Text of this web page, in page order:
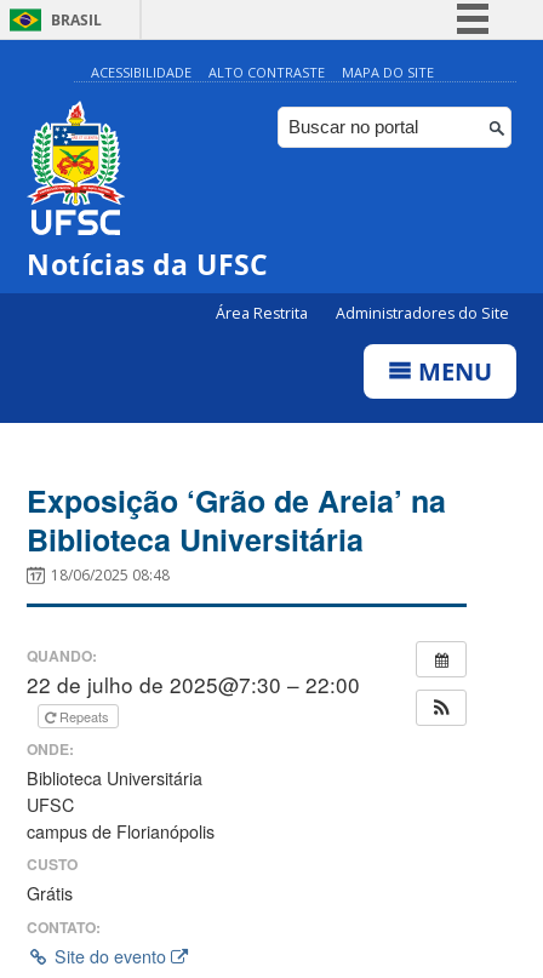
BRASIL
Simplifique!
Comunica BR
Participe
ACESSIBILIDADE ALTO CONTRASTE MAPA DO SITE
Notícias da UFSC
Área Restrita Administradores do Site
MENU
Exposição ‘Grão de Areia’ na
Biblioteca Universitária
18/06/2025 08:48
QUANDO:
22 de julho de 2025@7:30 – 22:00
Repeats
ONDE:
Biblioteca Universitária
UFSC
campus de Florianópolis
CUSTO
Grátis
CONTATO:
Site do evento